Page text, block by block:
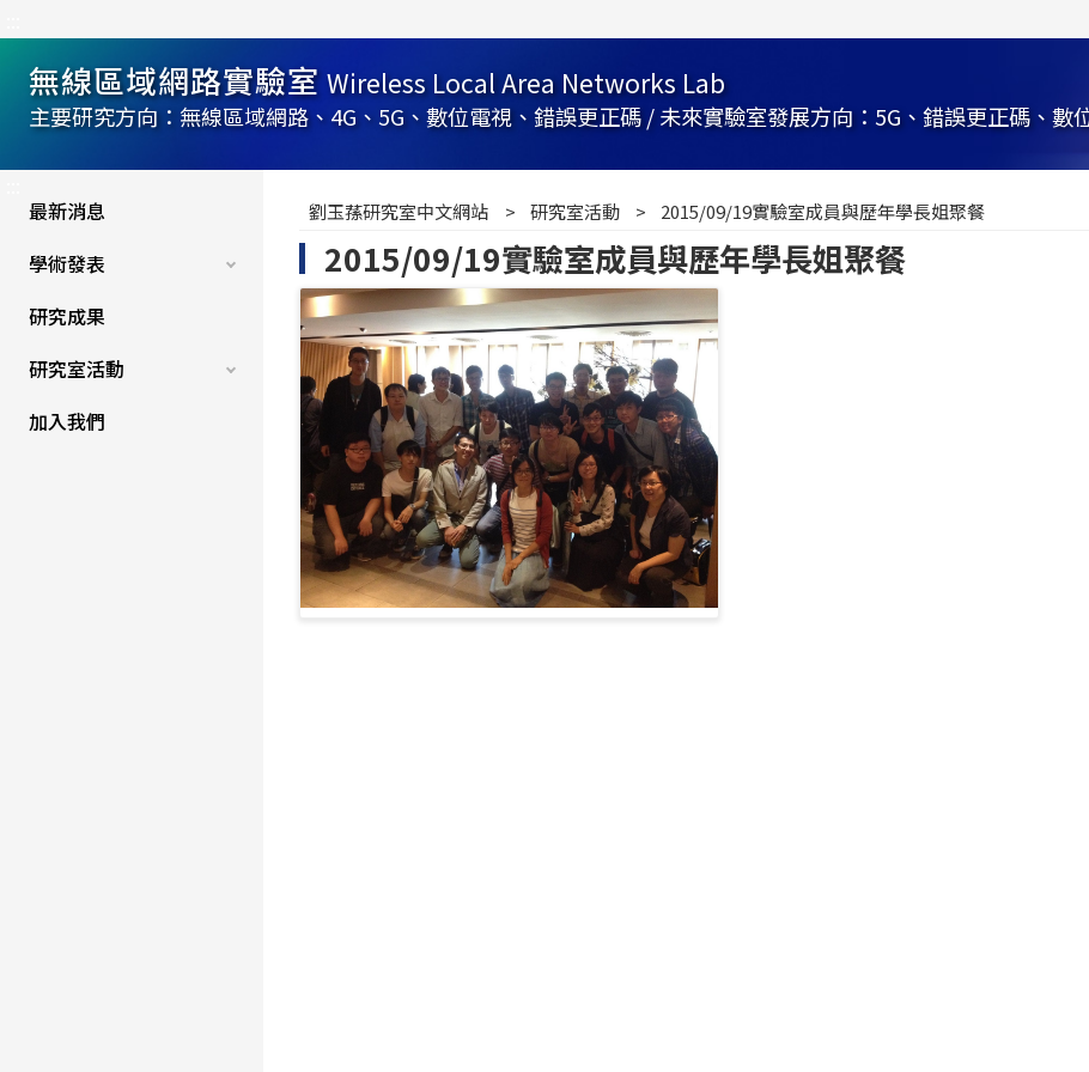
無線區域網路實驗室 Wireless Local Area Networks Lab
主要研究方向：無線區域網路、4G、5G、數位電視、錯誤更正碼 / 未來實驗室發展方向：5G、錯誤更正碼、數
最新消息
學術發表
研究成果
研究室活動
加入我們
劉玉蓀研究室中文網站 研究室活動 2015/09/19實驗室成員與歷年學長姐聚餐
2015/09/19實驗室成員與歷年學長姐聚餐